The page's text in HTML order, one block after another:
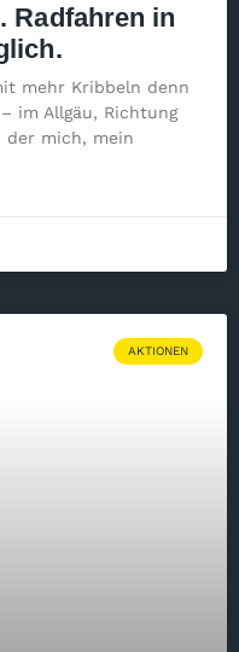
Radfahren in
mehr Kribbeln denn
im Allgäu, Richtung
der mich, mein
AKTIONEN